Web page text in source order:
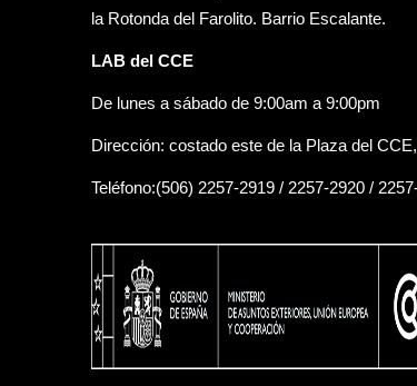
la Rotonda del Farolito. Barrio Escalante.
LAB del CCE
De lunes a sábado de 9:00am a 9:00pm
Dirección: costado este de la Plaza del
Teléfono:(506) 2257-2919 / 2257-2920 /